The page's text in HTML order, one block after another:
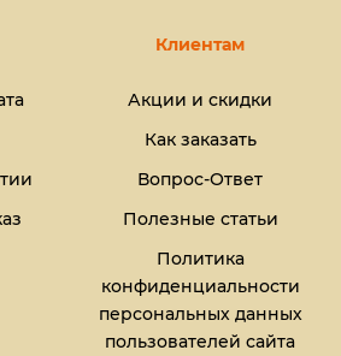
Клиентам
Акции и скидки
Как заказать
Вопрос-Ответ
Полезные статьи
Политика
конфиденциальности
персональных данных
пользователей сайта